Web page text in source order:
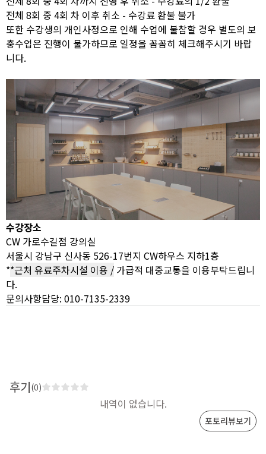
전체 8회 중 4회 차 이후 취소 - 수강료 환불 불가
또한 수강생의 개인사정으로 인해 수업에 불참할 경우 별도의 보
충수업은 진행이 불가하므로 일정을 꼼꼼히 체크해주시기 바랍
니다.
수강장소
CW 가로수길점 강의실
서울시 강남구 신사동 526-17번지 CW하우스 지하1층
**근처 유료주차시설 이용 / 가급적 대중교통을 이용부탁드립니
다.
문의사항담당: 010-7135-2339
후기(0)
내역이 없습니다.
포토리뷰보기